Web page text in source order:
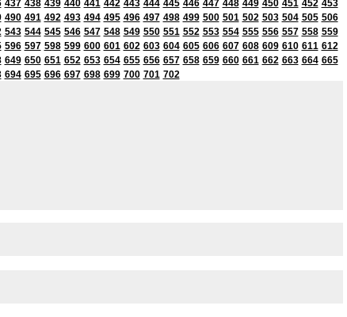
437 438 439 440 441 442 443 444 445 446 447 448 449 450 451 452 453
490 491 492 493 494 495 496 497 498 499 500 501 502 503 504 505 506
543 544 545 546 547 548 549 550 551 552 553 554 555 556 557 558 559
596 597 598 599 600 601 602 603 604 605 606 607 608 609 610 611 612
649 650 651 652 653 654 655 656 657 658 659 660 661 662 663 664 665
694 695 696 697 698 699 700 701 702